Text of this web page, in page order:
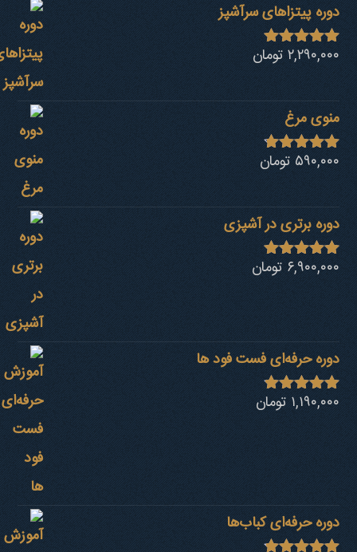
دوره پیتزاهای سرآشپز
نمره4.94
۲,۲۹۰,۰۰۰ تومان
منوی مرغ
نمره4.68۵۹۰,۰۰۰ تومان
دوره برتری در آشپزی
نمره4.92
۶,۹۰۰,۰۰۰ تومان
دوره حرفه‌ای فست فود ها
نمره4.80۱,۱۹۰,۰۰۰ تومان
دوره حرفه‌ای کباب‎‌ها